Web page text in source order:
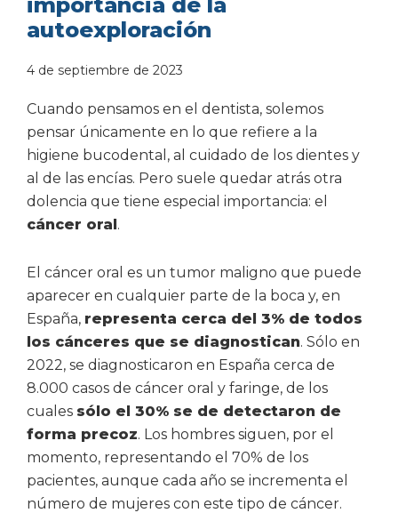
autoexploración
4 de septiembre de 2023
Cuando pensamos en el dentista, solemos
pensar únicamente en lo que refiere a la
higiene bucodental, al cuidado de los dientes y
al de las encías. Pero suele quedar atrás otra
dolencia que tiene especial importancia: el
cáncer oral.
El cáncer oral es un tumor maligno que puede
aparecer en cualquier parte de la boca y, en
España, representa cerca del 3% de todos
los cánceres que se diagnostican. Sólo en
2022, se diagnosticaron en España cerca de
8.000 casos de cáncer oral y faringe, de los
cuales sólo el 30% se de detectaron de
forma precoz. Los hombres siguen, por el
momento, representando el 70% de los
pacientes, aunque cada año se incrementa el
número de mujeres con este tipo de cáncer.